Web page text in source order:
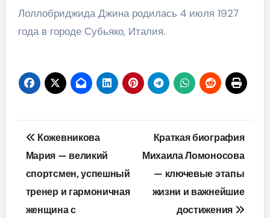
Лоллобриджида Джина родилась 4 июля 1927
года в городе Субьяко, Италия.
Навигация
по
записям
Кожевникова
Мария — великий
спортсмен, успешный
тренер и гармоничная
женщина с
Краткая биография
Михаила Ломоносова
— ключевые этапы
жизни и важнейшие
достижения